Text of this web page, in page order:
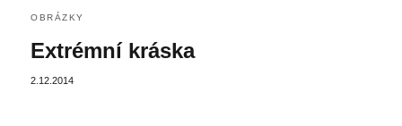
OBRÁZKY
Extrémní kráska
2.12.2014